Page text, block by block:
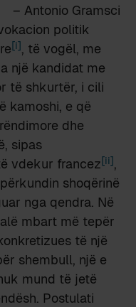
– Antonio Gramsci
politik
[i], të vogël, me
një kandidat me
të shkurtër, i cili
kamoshi, e që
dhe
sipas
vdekur francez[ii],
shoqërinë
nga qendra. Në
mbart më tepër
të një
shembull, një e
mund të jetë
Postulati